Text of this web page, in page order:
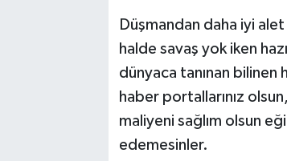
Düşmandan daha iyi
halde savaş yok iken
dünyaca tanınan
haber portallarınız
maliyeni sağlım olsun
edemesinler.